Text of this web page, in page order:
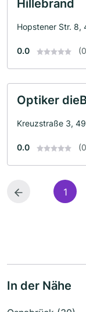
Hillebrand
Hopstener Str. 8,
0.0
Optiker
Kreuzstraße 3,
0.0
1
In der Nähe